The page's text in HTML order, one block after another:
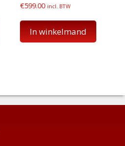
€599.00 incl. BTW
In winkelmand